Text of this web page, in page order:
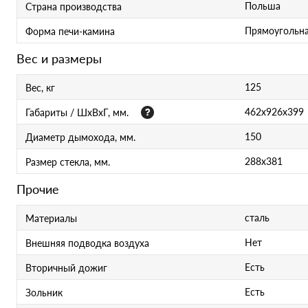
Страна производства Польша
Форма печи-камина
Вес и размеры
Вес, кг 125
Габариты / ШхВхГ, мм. 462x926x399
Диаметр дымохода, мм. 150
Размер стекла, мм. 288x381
Прочие
Материалы сталь
Внешняя подводка воздуха Нет
Вторичный дожиг Есть
Зольник Есть